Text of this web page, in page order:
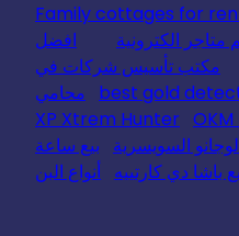
Family cottages for
الكترونية
افضل
مكتب تأسيس شركات في
best gold
محامي
XP Xtrem Hunter OKM
السويسرية
بيع ساعة
باشا دي كارتييه أنواع البن